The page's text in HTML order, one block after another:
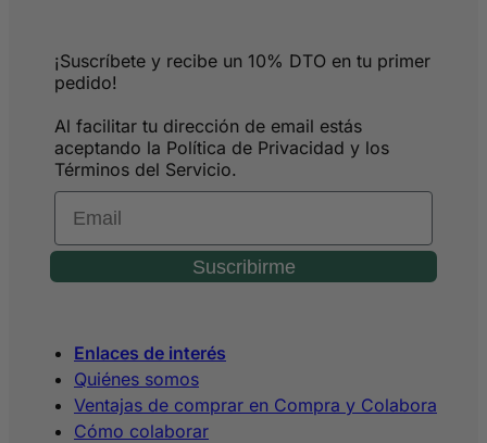
¡Suscríbete y recibe un 10% DTO en tu primer
pedido!
Al facilitar tu dirección de email estás
aceptando la Política de Privacidad y los
Términos del Servicio.
Email
Suscribirme
Enlaces de interés
Quiénes somos
Ventajas de comprar en Compra y Colabora
Cómo colaborar